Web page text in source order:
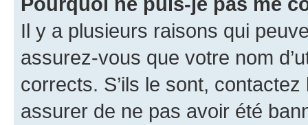
Il y a plusieurs raisons qui
assurez-vous que votre nom
corrects. S’ils le sont,
assurer de ne pas avoir été